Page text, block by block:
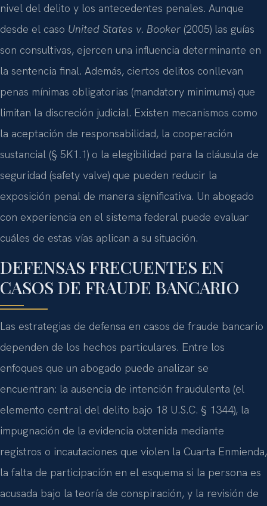
nivel del delito y los antecedentes penales. Aunque
desde el caso United States v. Booker (2005) las guías
son consultivas, ejercen una influencia determinante en
la sentencia final. Además, ciertos delitos conllevan
penas mínimas obligatorias (mandatory minimums) que
limitan la discreción judicial. Existen mecanismos como
la aceptación de responsabilidad, la cooperación
sustancial (§ 5K1.1) o la elegibilidad para la cláusula de
seguridad (safety valve) que pueden reducir la
exposición penal de manera significativa. Un abogado
con experiencia en el sistema federal puede evaluar
cuáles de estas vías aplican a su situación.
DEFENSAS FRECUENTES EN
CASOS DE FRAUDE BANCARIO
Las estrategias de defensa en casos de fraude bancario
dependen de los hechos particulares. Entre los
enfoques que un abogado puede analizar se
encuentran: la ausencia de intención fraudulenta (el
elemento central del delito bajo 18 U.S.C. § 1344), la
impugnación de la evidencia obtenida mediante
registros o incautaciones que violen la Cuarta Enmienda,
la falta de participación en el esquema si la persona es
acusada bajo la teoría de conspiración, y la revisión de